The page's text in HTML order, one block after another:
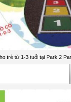
trẻ từ 1-3 tuổi tại Park 2